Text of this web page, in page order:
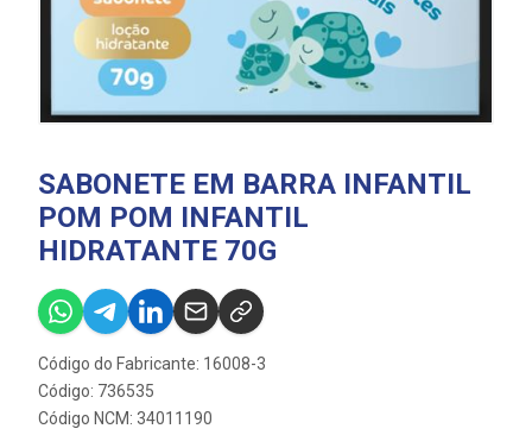
SABONETE EM BARRA INFANTIL
POM POM INFANTIL
HIDRATANTE 70G
Código do Fabricante: 16008-3
Código: 736535
Código NCM: 34011190